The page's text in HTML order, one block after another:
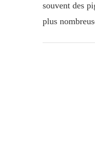
souvent des
plus